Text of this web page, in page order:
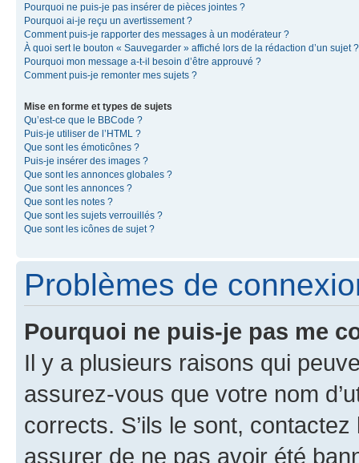
Pourquoi ne puis-je pas insérer de pièces jointes ?
Pourquoi ai-je reçu un avertissement ?
Comment puis-je rapporter des messages à un modérateur ?
À quoi sert le bouton « Sauvegarder » affiché lors de la rédaction d’un sujet ?
Pourquoi mon message a-t-il besoin d’être approuvé ?
Comment puis-je remonter mes sujets ?
Mise en forme et types de sujets
Qu’est-ce que le BBCode ?
Puis-je utiliser de l’HTML ?
Que sont les émoticônes ?
Puis-je insérer des images ?
Que sont les annonces globales ?
Que sont les annonces ?
Que sont les notes ?
Que sont les sujets verrouillés ?
Que sont les icônes de sujet ?
Problèmes de
Pourquoi ne puis-je pas me
Il y a plusieurs raisons qui
assurez-vous que votre nom
corrects. S’ils le sont,
assurer de ne pas avoir été